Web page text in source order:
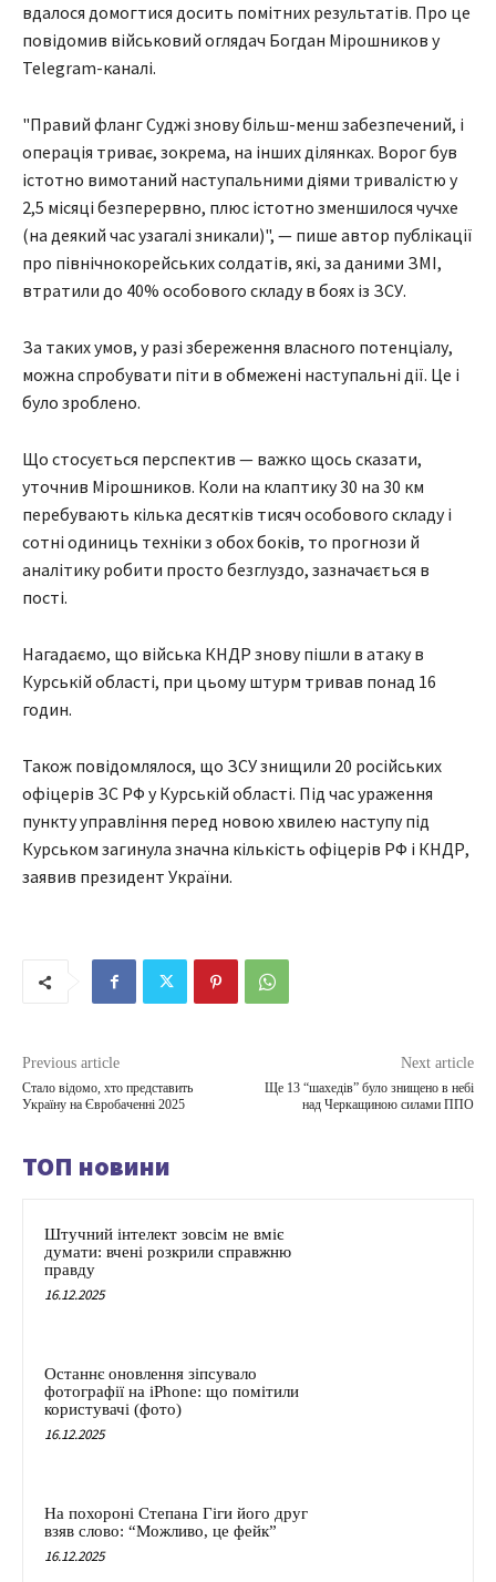
вдалося домогтися досить помітних результатів. Про це
повідомив військовий оглядач Богдан Мірошников у
Telegram-каналі.
"Правий фланг Суджі знову більш-менш забезпечений, і
операція триває, зокрема, на інших ділянках. Ворог був
істотно вимотаний наступальними діями тривалістю у
2,5 місяці безперервно, плюс істотно зменшилося чучхе
(на деякий час узагалі зникали)", — пише автор публікації
про північнокорейських солдатів, які, за даними ЗМІ,
втратили до 40% особового складу в боях із ЗСУ.
За таких умов, у разі збереження власного потенціалу,
можна спробувати піти в обмежені наступальні дії. Це і
було зроблено.
Що стосується перспектив — важко щось сказати,
уточнив Мірошников. Коли на клаптику 30 на 30 км
перебувають кілька десятків тисяч особового складу і
сотні одиниць техніки з обох боків, то прогнози й
аналітику робити просто безглуздо, зазначається в
пості.
Нагадаємо, що війська КНДР знову пішли в атаку в
Курській області, при цьому штурм тривав понад 16
годин.
Також повідомлялося, що ЗСУ знищили 20 російських
офіцерів ЗС РФ у Курській області. Під час ураження
пункту управління перед новою хвилею наступу під
Курськом загинула значна кількість офіцерів РФ і КНДР,
заявив президент України.
Previous article
Стало відомо, хто представить
Україну на Євробаченні 2025
Next article
Ще 13 “шахедів” було знищено в небі
над Черкащиною силами ППО
ТОП новини
Штучний інтелект зовсім не вміє
думати: вчені розкрили справжню
правду
16.12.2025
Останнє оновлення зіпсувало
фотографії на iPhone: що помітили
користувачі (фото)
16.12.2025
На похороні Степана Гіги його друг
взяв слово: “Можливо, це фейк”
16.12.2025